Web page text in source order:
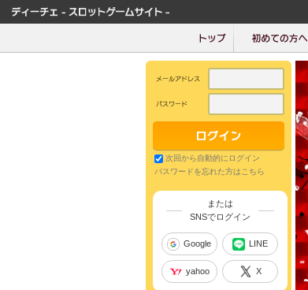
次回から自動的にログイン
パスワードを忘れた方はこちら
または
SNSでログイン
Google LINE
yahoo X